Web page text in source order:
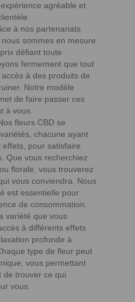
agréable et
à nos partenariats
sommes en mesure
défiant toute
fermement que tout
à des produits de
Notre modèle
de faire passer ces
à vous.
fleurs CBD se
chacune ayant
pour satisfaire
Que vous recherchiez
florale, vous trouverez
vous conviendra. Nous
est essentielle pour
de consommation.
variété que vous
à différents effets
profonde à
type de fleur peut
vous permettant
de trouver ce qui
vous.